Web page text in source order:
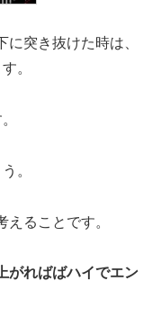
突き抜けた時は、
。
。
ることです。
がればばハイでエン